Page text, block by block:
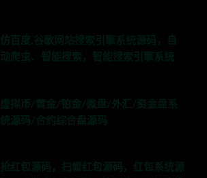
仿百度,谷歌网站搜索引擎系统源码，自
动爬虫、智能搜索，智能搜索引擎系统
虚拟币/黄金/铂金/微盘/外汇/资金盘系
统源码/合约综合盘源码
抢红包源码，扫雷红包源码，红包系统源